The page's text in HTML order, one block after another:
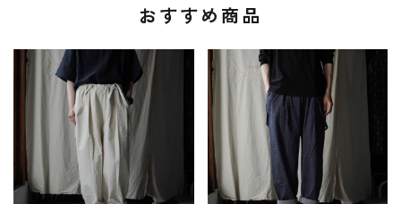
おすすめ商品